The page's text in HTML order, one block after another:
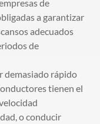
de
a garantizar
adecuados
de
demasiado rápido
tienen el
o conducir